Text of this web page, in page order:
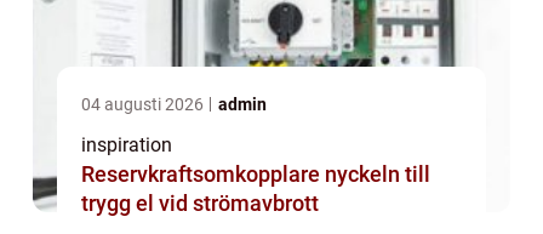
04 augusti 2026 admin
inspiration
Reservkraftsomkopplare nyckeln till
trygg el vid strömavbrott